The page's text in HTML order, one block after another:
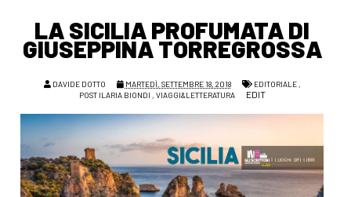
LA SICILIA PROFUMATA DI
GIUSEPPINA TORREGROSSA
DAVIDE DOTTO MARTEDÌ, SETTEMBRE 18, 2018 EDITORIALE,
POST ILARIA BIONDI , VIAGGI&LETTERATURA EDIT